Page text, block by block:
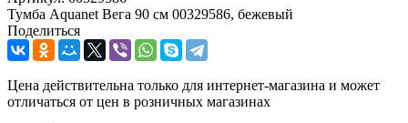
Тумба Aquanet Вега 90 см 00329586, бежевый
Поделиться
Цена действительна только для интернет-магазина и может
отличаться от цен в розничных магазинах